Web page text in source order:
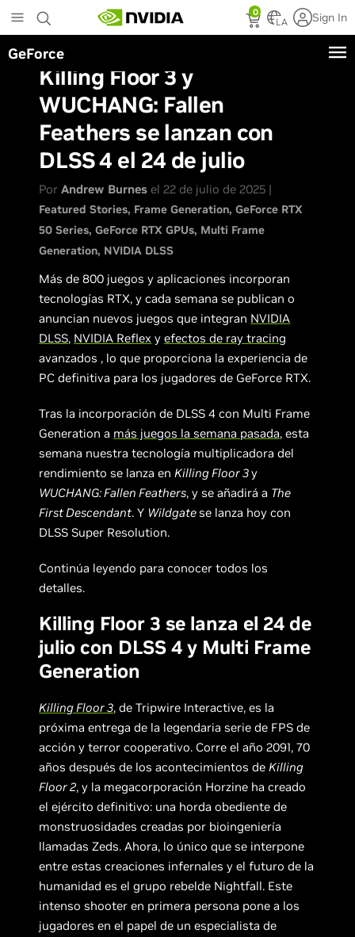
to
main
content
0
LA Sign In
GeForce
Killing Floor 3 y
WUCHANG: Fallen
Feathers se lanzan con
DLSS 4 el 24 de julio
PorAndrew Burnes el 22 de julio de 2025 |
Featured Stories Frame Generation GeForce RTX
50 Series GeForce RTX GPUs Multi Frame
Generation NVIDIA DLSS
Más de 800 juegos y aplicaciones incorporan
tecnologías RTX, y cada semana se publican o
anuncian nuevos juegos que integran NVIDIA
DLSS, NVIDIA Reflex yefectos de ray tracing
avanzados , lo que proporciona la experiencia de
PC definitiva para los jugadores de GeForce RTX.
Tras la incorporación de DLSS 4 con Multi Frame
Generation a más juegos la semana pasada, esta
semana nuestra tecnología multiplicadora del
rendimiento se lanza enKilling Floor 3y
WUCHANG: Fallen Feathers, y se añadirá a The
First Descendant. Y Wildgatese lanza hoy con
DLSS Super Resolution.
Continúa leyendo para conocer todos los
detalles.
Killing Floor 3 se lanza el 24 de
julio con DLSS 4 y Multi Frame
Generation
Killing Floor 3, de Tripwire Interactive, es la
próxima entrega de la legendaria serie de FPS de
acción y terror cooperativo. Corre el año 2091, 70
años después de los acontecimientos deKilling
Floor 2, y la megacorporación Horzine ha creado
el ejército definitivo: una horda obediente de
monstruosidades creadas por bioingeniería
llamadas Zeds. Ahora, lo único que se interpone
entre estas creaciones infernales y el futuro de la
humanidad es el grupo rebelde Nightfall. Este
intenso shooter en primera persona pone a los
jugadores en el papel de un especialista de